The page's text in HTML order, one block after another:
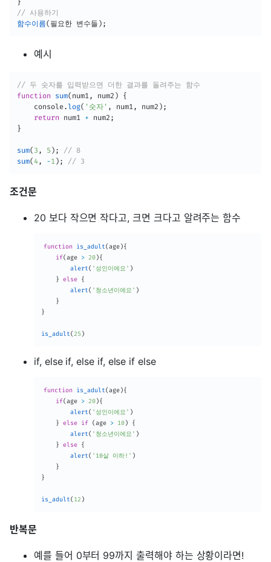
}
// 사용하기
함수이름( 필요한 변수들 ) ;
예시
// 두 숫자를 입력받으면 더한 결과를 돌려주는 함수
function
sum( num1, num2 )
{
	console
.log( '숫자' , num1, num2 ) ;
return num1 + num2 ;
}
sum( 3 , 5 ) ;
// 8
sum( 4, -1 ) ; // 3
조건문
20 보다 작으면 작다고, 크면 크다고 알려주는 함수
function is_adult(age){
if(age > 20){
alert( '성인이에요' )
} else {
alert( '청소년이에요' )
}
}
is_adult(25)
if, else if, else if, else if else
function is_adult(age){
if(age > 20){
alert( '성인이에요' )
} else if (age > 10)
{
alert( '청소년이에요' )
} else {
alert( '10살 이하!' )
}
}
is_adult( 12 )
반복문
예를 들어 0부터 99까지 출력해야 하는 상황이라면!